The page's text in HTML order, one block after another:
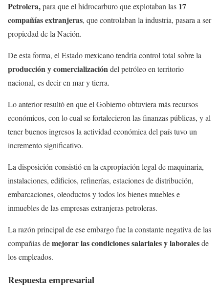
Petrolera,para que el hidrocarburo que explotaban las 17
compañías extranjeras, que controlaban la industria, pasara a ser
propiedad de la Nación.
De esta forma, el Estado mexicano tendría control total sobre la
producción y comercializacióndel petróleo en territorio
nacional, es decir en mar y tierra.
Lo anterior resultó en que el Gobierno obtuviera más recursos
económicos, con lo cual se fortalecieron las finanzas públicas, y al
tener buenos ingresos la actividad económica del país tuvo un
incremento significativo.
La disposición consistió en la expropiación legal de maquinaria,
instalaciones, edificios, refinerías, estaciones de distribución,
embarcaciones, oleoductos y todos los bienes muebles e
inmuebles de las empresas extranjeras petroleras.
La razón principal de ese embargo fue la constante negativa de las
compañías demejorar las condiciones salariales y laboralesde
los empleados.
Respuesta empresarial